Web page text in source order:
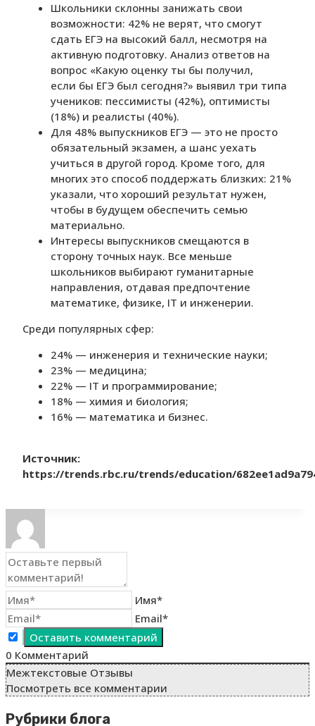
Школьники склонны занижать свои
возможности: 42% не верят, что смогут
сдать ЕГЭ на высокий балл, несмотря на
активную подготовку. Анализ ответов на
вопрос «Какую оценку ты бы получил,
если бы ЕГЭ был сегодня?» выявил три типа
учеников: пессимисты (42%), оптимисты
(18%) и реалисты (40%).
Для 48% выпускников ЕГЭ — это не просто
обязательный экзамен, а шанс уехать
учиться в другой город. Кроме того, для
многих это способ поддержать близких: 21%
указали, что хороший результат нужен,
чтобы в будущем обеспечить семью
материально.
Интересы выпускников смещаются в
сторону точных наук. Все меньше
школьников выбирают гуманитарные
направления, отдавая предпочтение
математике, физике, IT и инженерии.
Среди популярных сфер:
24% — инженерия и технические науки;
23% — медицина;
22% — IT и программирование;
18% — химия и биология;
16% — математика и бизнес.
Источник:
https://trends.rbc.ru/trends/education/
Имя*
Email*
0 Комментарий
Межтекстовые Отзывы
Посмотреть все комментарии
Рубрики блога